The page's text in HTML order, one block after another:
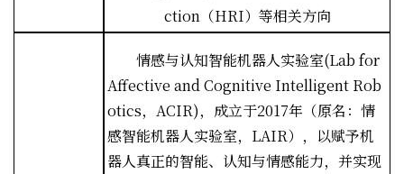
ction（HRI）等相关方向
情感与认知智能机器人实验室(Lab for
Affective and Cognitive Intelligent Rob
otics， ACIR)，成立于2017年（原名：情
感智能机器人实验室， LAIR），以赋予机
器人真正的智能、认知与情感能力，并实现